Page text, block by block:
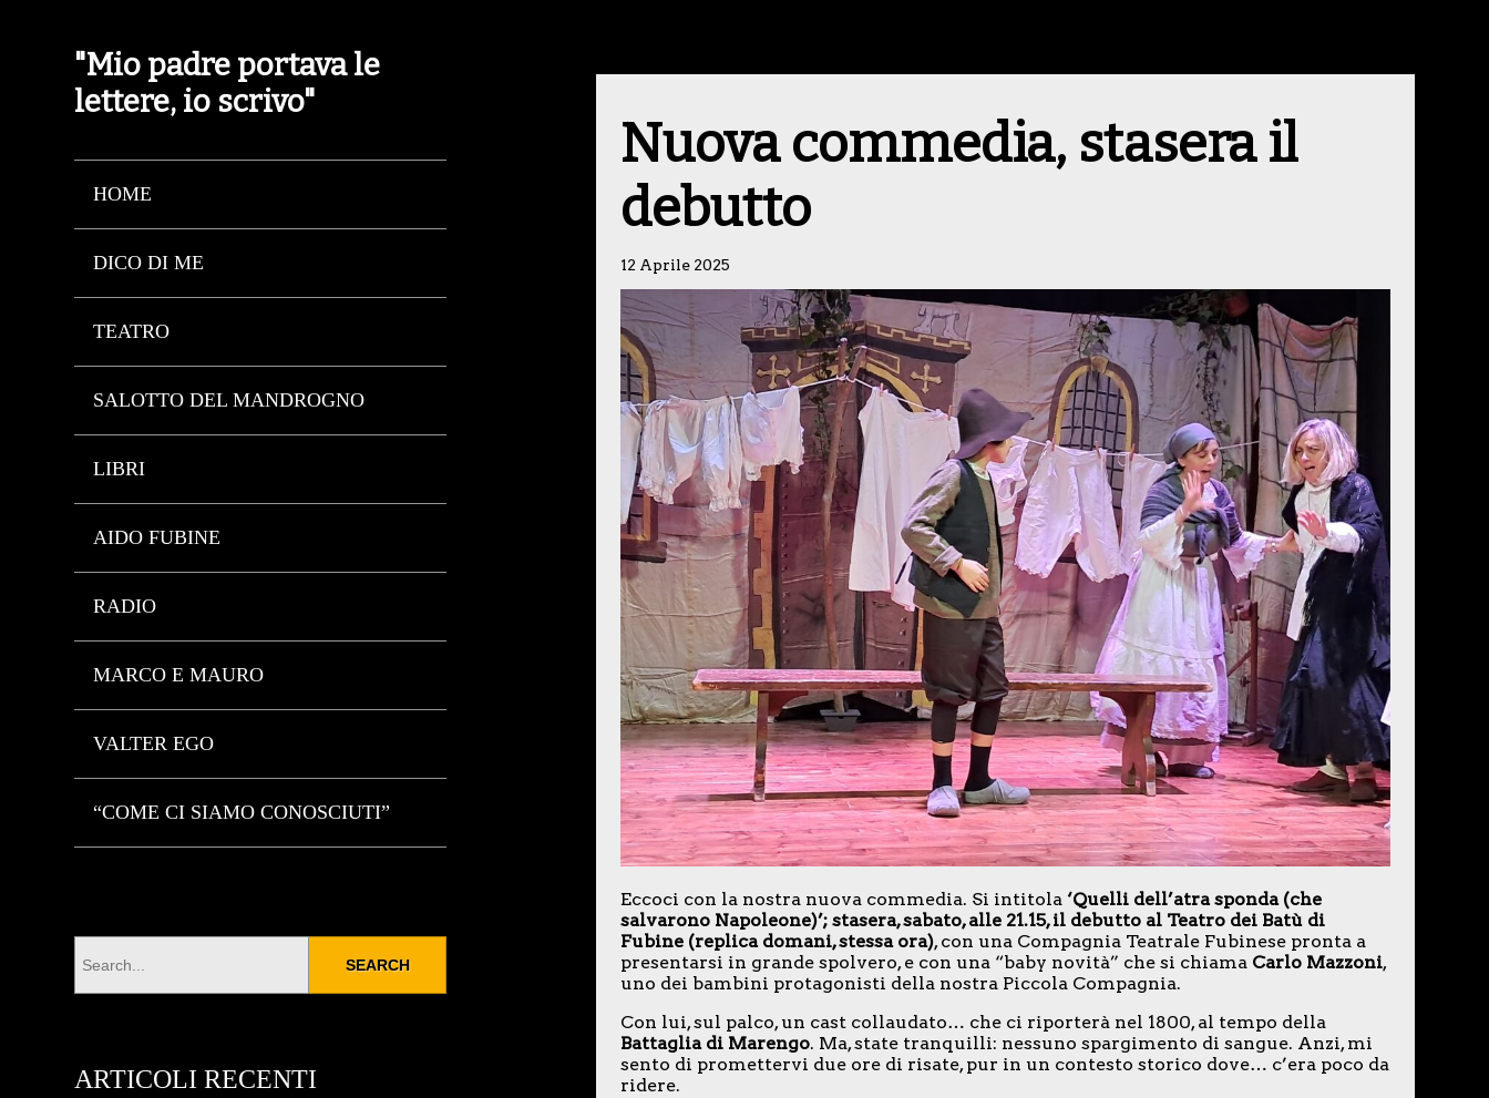
"Mio padre portava le
lettere, io scrivo"
HOME
DICO DI ME
TEATRO
SALOTTO DEL MANDROGNO
LIBRI
AIDO FUBINE
RADIO
MARCO E MAURO
VALTER EGO
“COME CI SIAMO CONOSCIUTI”
Nuova commedia, stasera il
debutto
12 Aprile 2025
Eccoci con la nostra nuova commedia. Si intitola ‘Quelli dell’atra sponda (che
salvarono Napoleone)’; stasera, sabato, alle 21.15, il debutto al Teatro dei Batù di
Fubine (replica domani, stessa ora), con una Compagnia Teatrale Fubinese pronta a
presentarsi in grande spolvero, e con una “baby novità” che si chiama Carlo Mazzoni,
uno dei bambini protagonisti della nostra Piccola Compagnia.
Con lui, sul palco, un cast collaudato… che ci riporterà nel 1800, al tempo della
Battaglia di Marengo. Ma, state tranquilli: nessuno spargimento di sangue. Anzi, mi
sento di promettervi due ore di risate, pur in un contesto storico dove… c’era poco da
ridere.
ARTICOLI RECENTI